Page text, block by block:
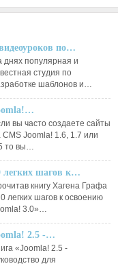
по…
днях популярная и
студия по
шаблонов и…
вы часто создаете сайты
CMS Joomla! 1.6, 1.7 или
то вы…
легких шагов к…
книгу Хагена Графа
легких шагов к освоению
3.0»…
2.5 -…
«Joomla! 2.5 -
для